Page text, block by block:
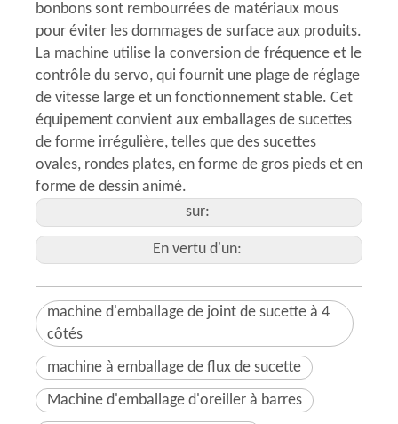
bonbons sont rembourrées de matériaux mous
pour éviter les dommages de surface aux produits.
La machine utilise la conversion de fréquence et le
contrôle du servo, qui fournit une plage de réglage
de vitesse large et un fonctionnement stable. Cet
équipement convient aux emballages de sucettes
de forme irrégulière, telles que des sucettes
ovales, rondes plates, en forme de gros pieds et en
forme de dessin animé.
sur:
En vertu d'un:
machine d'emballage de joint de sucette à 4
côtés
machine à emballage de flux de sucette
Machine d'emballage d'oreiller à barres